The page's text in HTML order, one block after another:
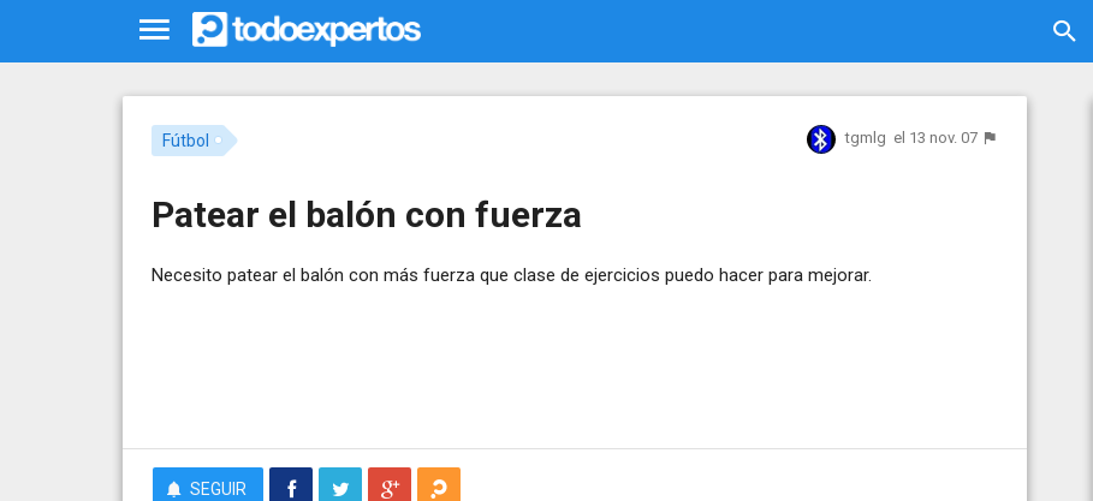
Fútbol tgmlg el 13 nov. 07
Patear el balón con fuerza
Necesito patear el balón con más fuerza que clase de ejercicios puedo hacer para mejorar.
SEGUIR